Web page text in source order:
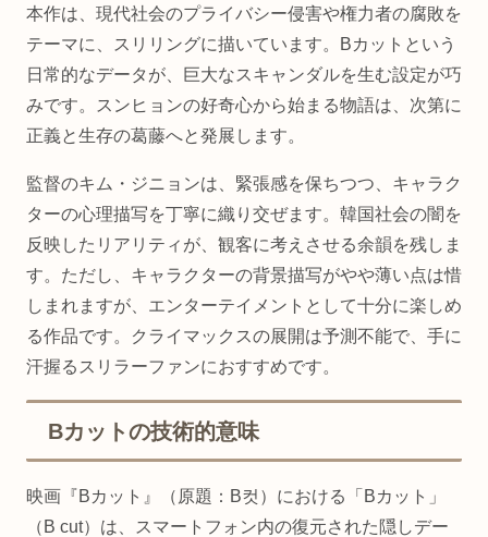
本作は、現代社会のプライバシー侵害や権力者の腐敗を
テーマに、スリリングに描いています。Bカットという
日常的なデータが、巨大なスキャンダルを生む設定が巧
みです。スンヒョンの好奇心から始まる物語は、次第に
正義と生存の葛藤へと発展します。
監督のキム・ジニョンは、緊張感を保ちつつ、キャラク
ターの心理描写を丁寧に織り交ぜます。韓国社会の闇を
反映したリアリティが、観客に考えさせる余韻を残しま
す。ただし、キャラクターの背景描写がやや薄い点は惜
しまれますが、エンターテイメントとして十分に楽しめ
る作品です。クライマックスの展開は予測不能で、手に
汗握るスリラーファンにおすすめです。
Bカットの技術的意味
映画『Bカット』（原題：B컷）における「Bカット」
（B cut）は、スマートフォン内の復元された隠しデー